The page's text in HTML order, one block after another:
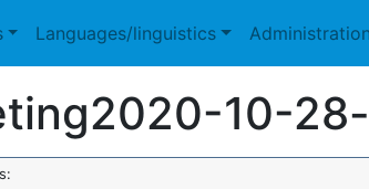
Languages/linguistics Administration
10-